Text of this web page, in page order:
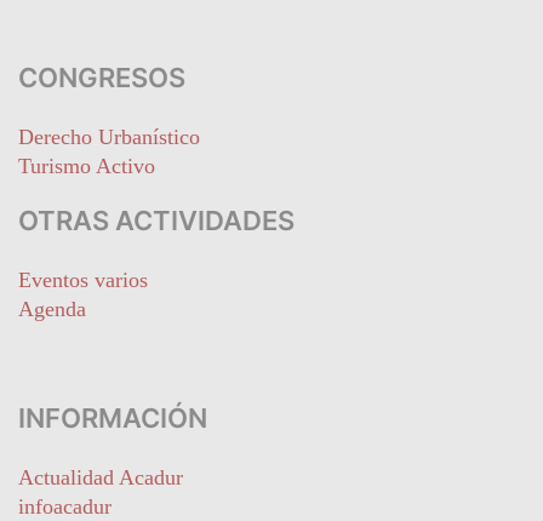
CONGRESOS
Derecho Urbanístico
Turismo Activo
OTRAS ACTIVIDADES
Eventos varios
Agenda
INFORMACIÓN
Actualidad Acadur
infoacadur